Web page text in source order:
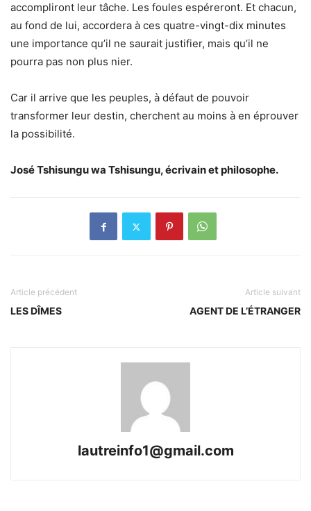
accompliront leur tâche. Les foules espéreront. Et chacun,
au fond de lui, accordera à ces quatre-vingt-dix minutes
une importance qu’il ne saurait justifier, mais qu’il ne
pourra pas non plus nier.
Car il arrive que les peuples, à défaut de pouvoir
transformer leur destin, cherchent au moins à en éprouver
la possibilité.
José Tshisungu wa Tshisungu, écrivain et philosophe.
Article précédent
LES DÎMES
Article suivant
AGENT DE L’ÉTRANGER
lautreinfo1@gmail.com